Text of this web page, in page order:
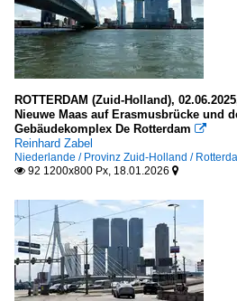
Córdoba
Huelva
Montoro
Sevilla
Catalunya (Katalonien)
Barcelona
Besalú
Cadaquès
Figueres
Girona
ROTTERDAM (Zuid-Holland),
Nieuwe Maas auf Erasmusbrücke und
Gebäudekomplex De Rotterdam 
Reinhard Zabel
Niederlande / Provinz Zuid-Holland /
 92 1200x800 Px, 18.01.2026 